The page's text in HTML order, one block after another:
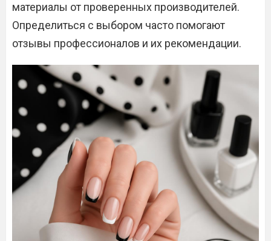
материалы от проверенных производителей.
Определиться с выбором часто помогают
отзывы профессионалов и их рекомендации.